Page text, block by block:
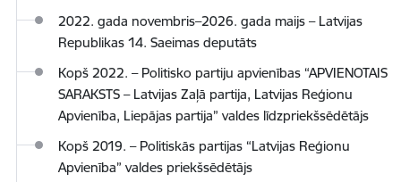
2022. gada novembris–2026. gada maijs – Latvijas
Republikas 14. Saeimas deputāts
Kopš 2022. – Politisko partiju apvienības “APVIENOTAIS
SARAKSTS – Latvijas Zaļā partija, Latvijas Reģionu
Apvienība, Liepājas partija” valdes līdzpriekšsēdētājs
Kopš 2019. – Politiskās partijas “Latvijas Reģionu
Apvienība” valdes priekšsēdētājs